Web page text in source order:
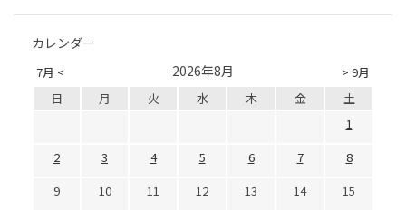
カレンダー
7月 < > 9月
2026年8月
日 月 火 水 木 金
土
1
2
3 4 5 6 7
8
9
10 11 12 13 14
15